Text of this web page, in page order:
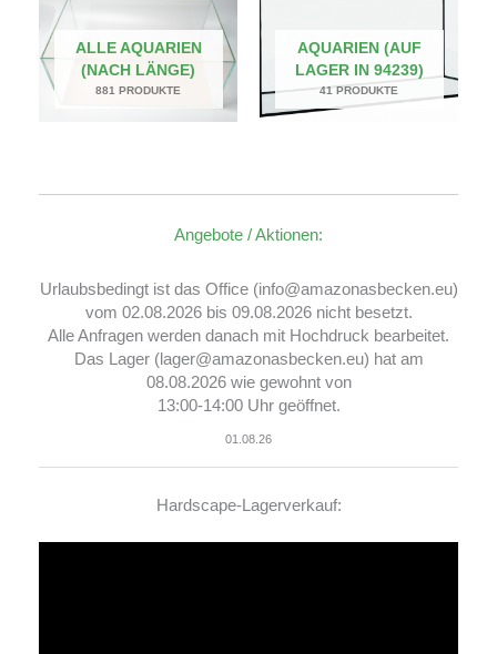
ALLE AQUARIEN
(NACH LÄNGE)
881 PRODUKTE
AQUARIEN (AUF
LAGER IN 94239)
41 PRODUKTE
Angebote / Aktionen:
Urlaubsbedingt ist das Office (info@amazonasbecken.eu)
vom 02.08.2026 bis 09.08.2026 nicht besetzt.
Alle Anfragen werden danach mit Hochdruck bearbeitet.
Das Lager (lager@amazonasbecken.eu) hat am
08.08.2026 wie gewohnt von
13:00-14:00 Uhr geöffnet.
01.08.26
Hardscape-Lagerverkauf: